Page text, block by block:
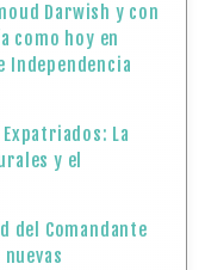
Darwish y con
como hoy en
Independencia
La
y el
del Comandante